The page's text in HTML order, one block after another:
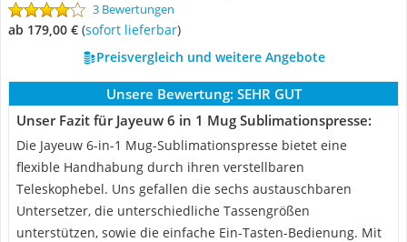
3 Bewertungen
ab 179,00 € ( Sofort lieferbar)
Preisvergleich und weitere Angebote
Unsere Bewertung: SEHR GUT
Unser Fazit für Jayeuw 6 in 1 Mug Sublimationspresse:
Die Jayeuw 6-in-1 Mug-Sublimationspresse bietet eine
flexible Handhabung durch ihren verstellbaren
Teleskophebel. Uns gefallen die sechs austauschbaren
Untersetzer, die unterschiedliche Tassengrößen
unterstützen, sowie die einfache Ein-Tasten-Bedienung. Mit